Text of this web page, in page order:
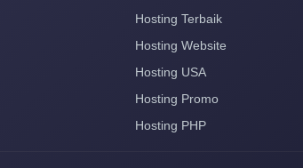
Hosting Terbaik
Hosting Website
Hosting USA
Hosting Promo
Hosting PHP